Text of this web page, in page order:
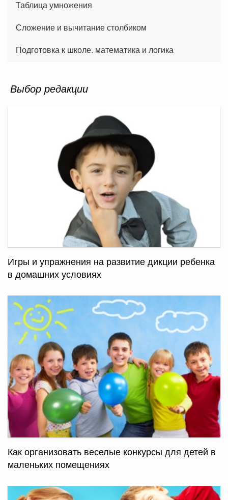
Таблица умножения
Сложение и вычитание столбиком
Подготовка к школе. математика и логика
Выбор редакции
Игры и упражнения на развитие дикции ребенка
в домашних условиях
Как организовать веселые конкурсы для детей в
маленьких помещениях